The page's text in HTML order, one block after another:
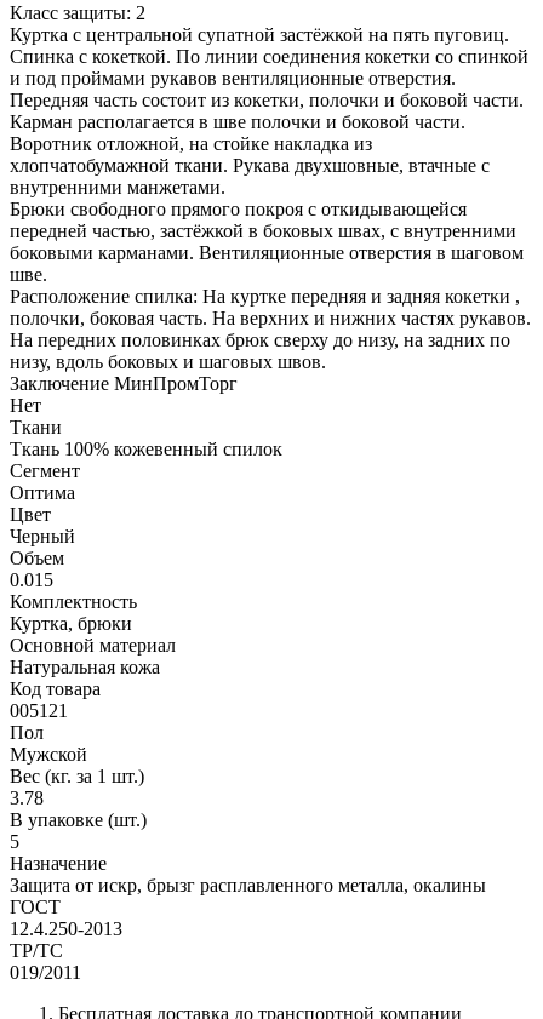
Класс защиты: 2
Куртка с центральной супатной застёжкой на пять пуговиц.
Спинка с кокеткой. По линии соединения кокетки со спинкой
и под проймами рукавов вентиляционные отверстия.
Передняя часть состоит из кокетки, полочки и боковой части.
Карман располагается в шве полочки и боковой части.
Воротник отложной, на стойке накладка из
хлопчатобумажной ткани. Рукава двухшовные, втачные с
внутренними манжетами.
Брюки свободного прямого покроя с откидывающейся
передней частью, застёжкой в боковых швах, с внутренними
боковыми карманами. Вентиляционные отверстия в шаговом
шве.
Расположение спилка: На куртке передняя и задняя кокетки ,
полочки, боковая часть. На верхних и нижних частях рукавов.
На передних половинках брюк сверху до низу, на задних по
низу, вдоль боковых и шаговых швов.
Заключение МинПромТорг
Нет
Ткани
Ткань 100% кожевенный спилок
Сегмент
Оптима
Цвет
Черный
Объем
0.015
Комплектность
Куртка, брюки
Основной материал
Натуральная кожа
Код товара
005121
Пол
Мужской
Вес (кг. за 1 шт.)
3.78
В упаковке (шт.)
5
Назначение
Защита от искр, брызг расплавленного металла, окалины
ГОСТ
12.4.250-2013
ТР/ТС
019/2011
Бесплатная доставка до транспортной компании